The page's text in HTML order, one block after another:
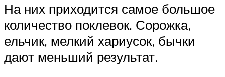
На них приходится самое большое
количество поклевок. Сорожка,
ельчик, мелкий хариусок, бычки
дают меньший результат.